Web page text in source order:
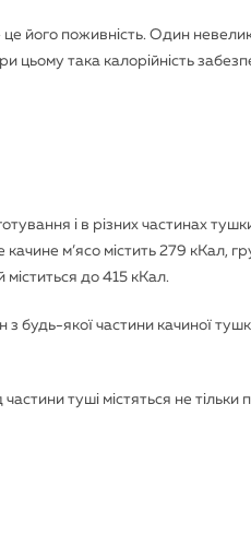
його поживність. Один
така калорійність
і в різних частинах
м’ясо містить 279 кКал,
міститься до 415 кКал.
якої частини качиної
туші містяться не